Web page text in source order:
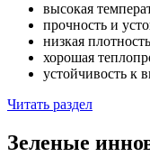
высокая
прочность и
низкая плотность
хорошая
устойчивость к
Читать раздел
Зеленые